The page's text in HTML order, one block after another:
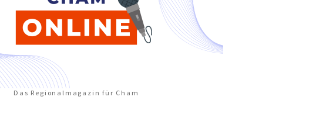
Das Regionalmagazin für Cham